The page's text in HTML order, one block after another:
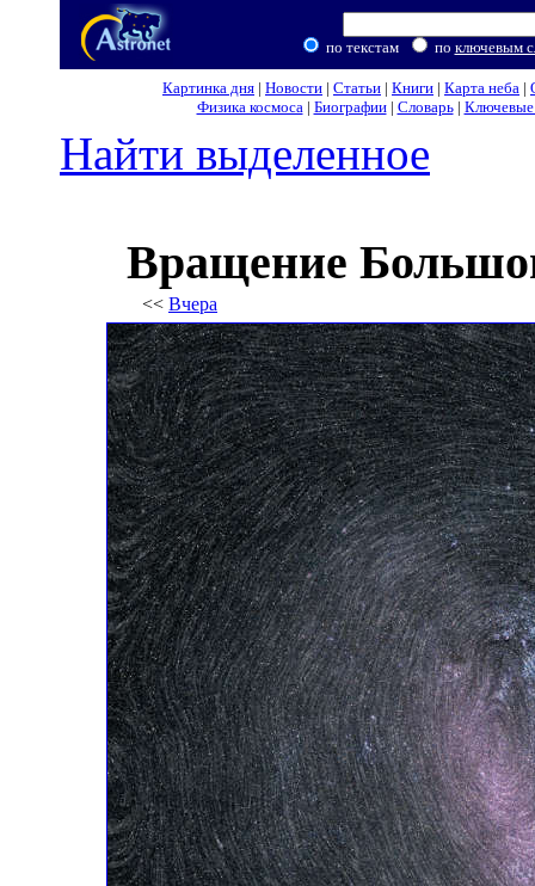
по текстам по ключевым
Картинка дня | Новости | Статьи | Книги | Карта неба |
Физика космоса| Биографии| Словарь| Ключевые
Найти выделенное
Вращение
<< Вчера